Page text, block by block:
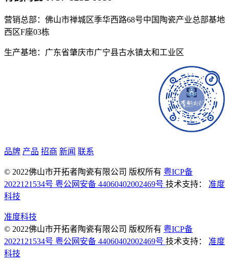
营销总部：佛山市禅城区季华西路68号中国陶瓷产业总部基地
西区F座03栋
生产基地：广东省肇庆市广宁县古水镇太和工业区
品牌 产品 招商 新闻 联系
© 2022佛山市开拓者陶瓷有限公司 版权所有 粤ICP备
2022121534号 粤公网安备 44060402002469号 技术支持： 准度
科技
准度科技
© 2022佛山市开拓者陶瓷有限公司 版权所有 粤ICP备
2022121534号 粤公网安备 44060402002469号 技术支持： 准度
科技